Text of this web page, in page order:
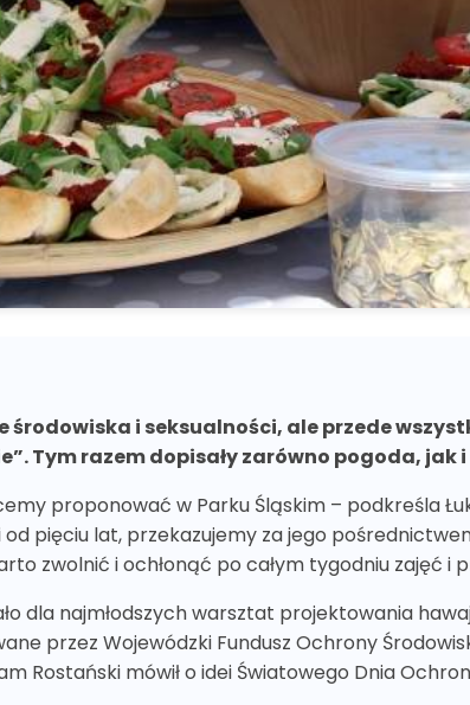
i seksualności, ale przede
Tym razem dopisały zarówno pogoda, jak
proponować w Parku Śląskim – podkreśla
pięciu lat, przekazujemy za jego
zwolnić i ochłonąć po całym tygodniu zajęć i
dla najmłodszych warsztat projektowania
przez Wojewódzki Fundusz Ochrony
Rostański mówił o idei Światowego Dnia